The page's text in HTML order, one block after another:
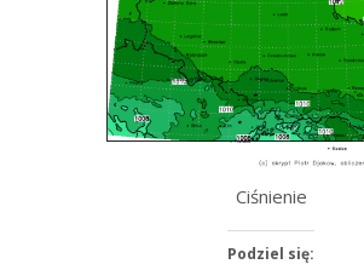
Ciśnienie
Podziel się: